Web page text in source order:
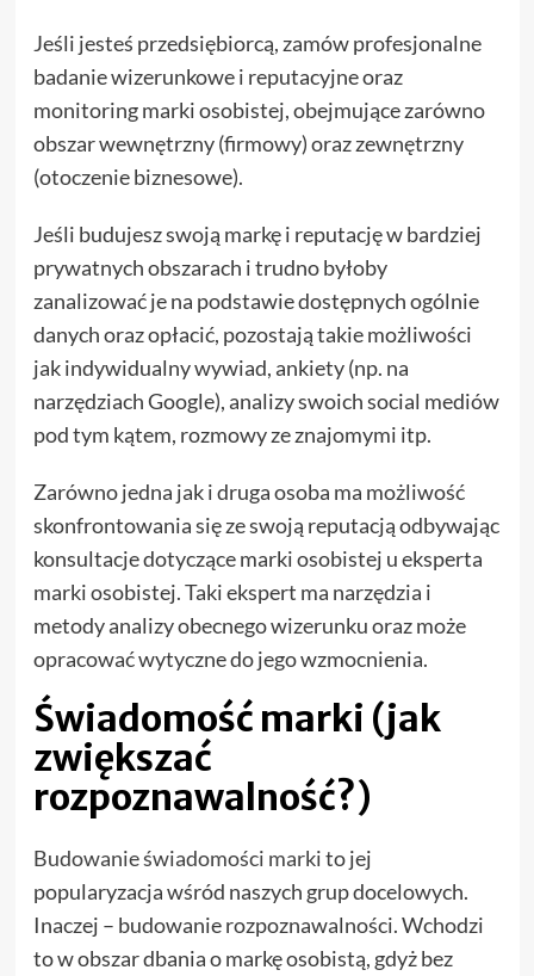
Jeśli jesteś przedsiębiorcą, zamów profesjonalne
badanie wizerunkowe i reputacyjne oraz
monitoring marki osobistej, obejmujące zarówno
obszar wewnętrzny (firmowy) oraz zewnętrzny
(otoczenie biznesowe).
Jeśli budujesz swoją markę i reputację w bardziej
prywatnych obszarach i trudno byłoby
zanalizować je na podstawie dostępnych ogólnie
danych oraz opłacić, pozostają takie możliwości
jak indywidualny wywiad, ankiety (np. na
narzędziach Google), analizy swoich social mediów
pod tym kątem, rozmowy ze znajomymi itp.
Zarówno jedna jak i druga osoba ma możliwość
skonfrontowania się ze swoją reputacją odbywając
konsultacje dotyczące marki osobistej u eksperta
marki osobistej. Taki ekspert ma narzędzia i
metody analizy obecnego wizerunku oraz może
opracować wytyczne do jego wzmocnienia.
Świadomość marki (jak
zwiększać
rozpoznawalność?)
Budowanie świadomości markito jej
popularyzacja wśród naszych grup docelowych.
Inaczej – budowanie rozpoznawalności. Wchodzi
to w obszar dbania o markę osobistą, gdyż bez